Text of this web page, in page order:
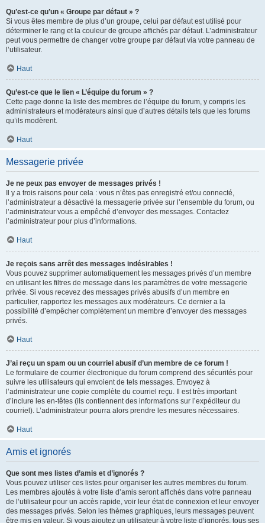
Qu’est-ce qu’un « Groupe par défaut » ?
Si vous êtes membre de plus d’un groupe, celui par défaut est utilisé pour
déterminer le rang et la couleur de groupe affichés par défaut. L’administrateur
peut vous permettre de changer votre groupe par défaut via votre panneau de
l’utilisateur.
Haut
Qu’est-ce que le lien « L’équipe du forum » ?
Cette page donne la liste des membres de l’équipe du forum, y compris les
administrateurs et modérateurs ainsi que d’autres détails tels que les forums
qu’ils modèrent.
Haut
Messagerie privée
Je ne peux pas envoyer de messages privés !
Il y a trois raisons pour cela : vous n’êtes pas enregistré et/ou connecté,
l’administrateur a désactivé la messagerie privée sur l’ensemble du forum, ou
l’administrateur vous a empêché d’envoyer des messages. Contactez
l’administrateur pour plus d’informations.
Haut
Je reçois sans arrêt des messages indésirables !
Vous pouvez supprimer automatiquement les messages privés d’un membre
en utilisant les filtres de message dans les paramètres de votre messagerie
privée. Si vous recevez des messages privés abusifs d’un membre en
particulier, rapportez les messages aux modérateurs. Ce dernier a la
possibilité d’empêcher complètement un membre d’envoyer des messages
privés.
Haut
J’ai reçu un spam ou un courriel abusif d’un membre de ce forum !
Le formulaire de courrier électronique du forum comprend des sécurités pour
suivre les utilisateurs qui envoient de tels messages. Envoyez à
l’administrateur une copie complète du courriel reçu. Il est très important
d’inclure les en-têtes (ils contiennent des informations sur l’expéditeur du
courriel). L’administrateur pourra alors prendre les mesures nécessaires.
Haut
Amis et ignorés
Que sont mes listes d’amis et d’ignorés ?
Vous pouvez utiliser ces listes pour organiser les autres membres du forum.
Les membres ajoutés à votre liste d’amis seront affichés dans votre panneau
de l’utilisateur pour un accès rapide, voir leur état de connexion et leur envoyer
des messages privés. Selon les thèmes graphiques, leurs messages peuvent
être mis en valeur. Si vous ajoutez un utilisateur à votre liste d’ignorés, tous ses